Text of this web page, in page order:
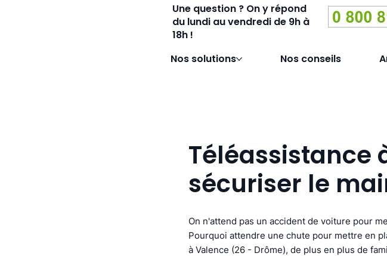
Une question ? On y répond
du lundi au vendredi de 9h à
18h !
Nos solutions Nos conseils
Téléassistance
sécuriser le
On n'attend pas un accident de voiture pour
Pourquoi attendre une chute pour mettre en
à Valence (26 - Drôme), de plus en plus de